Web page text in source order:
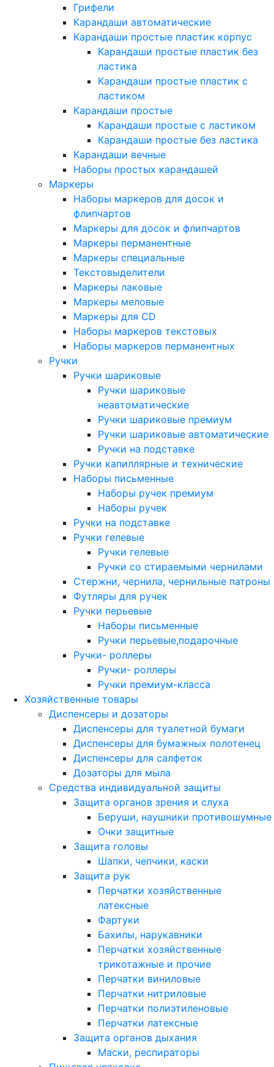
Грифели
Карандаши автоматические
Карандаши простые пластик корпус
Карандаши простые пластик без
ластика
Карандаши простые пластик с
ластиком
Карандаши простые
Карандаши простые с ластиком
Карандаши простые без ластика
Карандаши вечные
Наборы простых карандашей
Маркеры
Наборы маркеров для досок и
флипчартов
Маркеры для досок и флипчартов
Маркеры перманентные
Маркеры специальные
Текстовыделители
Маркеры лаковые
Маркеры меловые
Маркеры для CD
Наборы маркеров текстовых
Наборы маркеров перманентных
Ручки
Ручки шариковые
Ручки шариковые
неавтоматические
Ручки шариковые премиум
Ручки шариковые автоматические
Ручки на подставке
Ручки капиллярные и технические
Наборы письменные
Наборы ручек премиум
Наборы ручек
Ручки на подставке
Ручки гелевые
Ручки гелевые
Ручки со стираемыми чернилами
Стержни, чернила, чернильные патроны
Футляры для ручек
Ручки перьевые
Наборы письменные
Ручки перьевые,подарочные
Ручки- роллеры
Ручки- роллеры
Ручки премиум-класса
Хозяйственные товары
Диспенсеры и дозаторы
Диспенсеры для туалетной бумаги
Диспенсеры для бумажных полотенец
Диспенсеры для салфеток
Дозаторы для мыла
Средства индивидуальной защиты
Защита органов зрения и слуха
Беруши, наушники противошумные
Очки защитные
Защита головы
Шапки, чепчики, каски
Защита рук
Перчатки хозяйственные
латексные
Фартуки
Бахилы, нарукавники
Перчатки хозяйственные
трикотажные и прочие
Перчатки виниловые
Перчатки нитриловые
Перчатки полиэтиленовые
Перчатки латексные
Защита органов дыхания
Маски, респираторы